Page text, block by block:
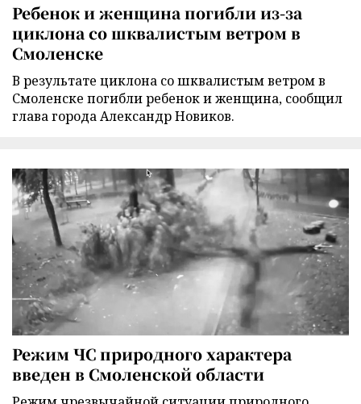
Ребенок и женщина погибли из-за
циклона со шквалистым ветром в
Смоленске
В результате циклона со шквалистым ветром в
Смоленске погибли ребенок и женщина, сообщил
глава города Александр Новиков.
Режим ЧС природного характера
введен в Смоленской области